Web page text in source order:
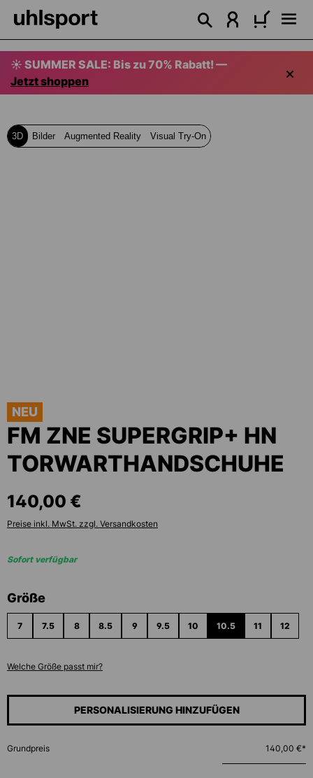
springen
☀️ SUMMER SALE: Bis zu 70% Rabatt! —
Jetzt shoppen
3D Bilder Augmented Reality Visual Try-On
NEU
FM ZNE SUPERGRIP+ HN
TORWARTHANDSCHUHE
140,00 €
Preise inkl. MwSt. zzgl. Versandkosten
Sofort verfügbar
Größeauswählen
7 7.5 8 8.5 9 9.5 10 10.5 11 12
Welche Größe passt mir?
PERSONALISIERUNG HINZUFÜGEN
Grundpreis 140,00 €*